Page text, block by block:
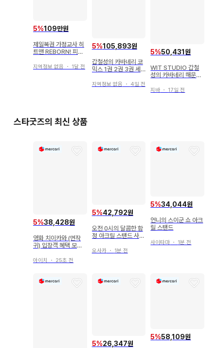
5%109만원
제일복권 가정교사 히
트맨 REBORN! 피규
지역정보 없음 ・ 1달 전
5%105,893원
갑철성의 카바네리 코
믹스 1권 2권 3권 세
지역정보 없음 ・ 4일 전
5%50,431원
WIT STUDIO 갑철
성의 카바네리 해문결
지바 ・ 17일 전
스타굿즈의 최신 상품
5%38,428원
영화 치이카와 (먼작
귀) 입장객 혜택 모몽
아이치 ・ 25초 전
5%42,792원
오전 0시의 달콤한 함
정 아크릴 스탠드 사케
오사카・ 1분 전
5%34,044원
언니의 스이군 쇼 아크
릴 스탠드
사이타마 ・ 1분 전
5%26,347원
5%58,109원